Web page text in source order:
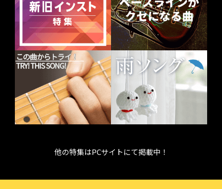
他の特集はPCサイトにて掲載中！